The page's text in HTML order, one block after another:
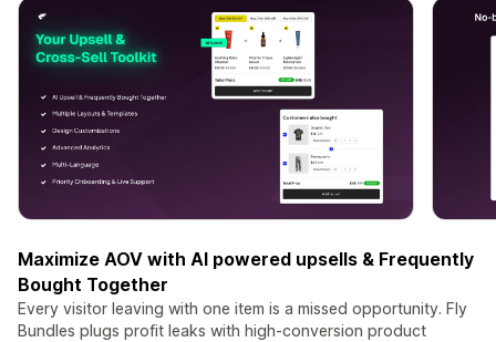
Maximize AOV with AI powered upsells & Frequently
Bought Together
Every visitor leaving with one item is a missed opportunity. Fly
Bundles plugs profit leaks with high-conversion product